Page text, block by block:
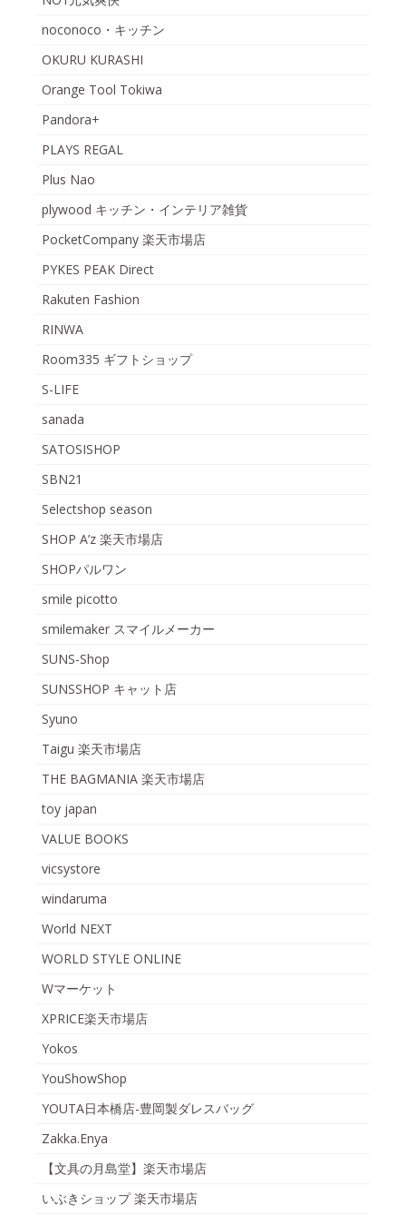
noconoco・キッチン
OKURU KURASHI
Orange Tool Tokiwa
Pandora+
PLAYS REGAL
Plus Nao
plywood キッチン・インテリア雑貨
PocketCompany 楽天市場店
PYKES PEAK Direct
Rakuten Fashion
RINWA
Room335 ギフトショップ
S-LIFE
sanada
SATOSISHOP
SBN21
Selectshop season
SHOP A’z 楽天市場店
SHOPパルワン
smile picotto
smilemaker スマイルメーカー
SUNS-Shop
SUNSSHOP キャット店
Syuno
Taigu 楽天市場店
THE BAGMANIA 楽天市場店
toy japan
VALUE BOOKS
vicsystore
windaruma
World NEXT
WORLD STYLE ONLINE
Wマーケット
XPRICE楽天市場店
Yokos
YouShowShop
YOUTA日本橋店-豊岡製ダレスバッグ
Zakka.Enya
【文具の月島堂】楽天市場店
いぶきショップ 楽天市場店